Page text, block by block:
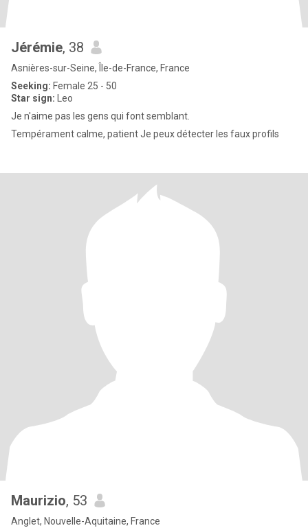
Jérémie, 38
Asnières-sur-Seine, Île-de-France, France
Seeking: Female 25 - 50
Star sign: Leo
Je n'aime pas les gens qui font semblant.
Tempérament calme, patient Je peux détecter les faux profils
Maurizio, 53
Anglet, Nouvelle-Aquitaine, France